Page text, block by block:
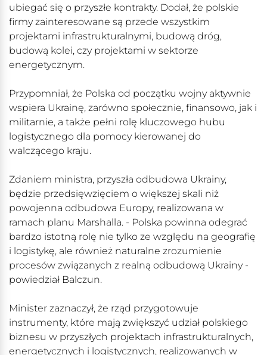
ubiegać się o przyszłe kontrakty. Dodał, że polskie
firmy zainteresowane są przede wszystkim
projektami infrastrukturalnymi, budową dróg,
budową kolei, czy projektami w sektorze
energetycznym.
Przypomniał, że Polska od początku wojny aktywnie
wspiera Ukrainę, zarówno społecznie, finansowo, jak i
militarnie, a także pełni rolę kluczowego hubu
logistycznego dla pomocy kierowanej do
walczącego kraju.
Zdaniem ministra, przyszła odbudowa Ukrainy,
będzie przedsięwzięciem o większej skali niż
powojenna odbudowa Europy, realizowana w
ramach planu Marshalla. - Polska powinna odegrać
bardzo istotną rolę nie tylko ze względu na geografię
i logistykę, ale również naturalne zrozumienie
procesów związanych z realną odbudową Ukrainy -
powiedział Balczun.
Minister zaznaczył, że rząd przygotowuje
instrumenty, które mają zwiększyć udział polskiego
biznesu w przyszłych projektach infrastrukturalnych,
energetycznych i logistycznych, realizowanych w